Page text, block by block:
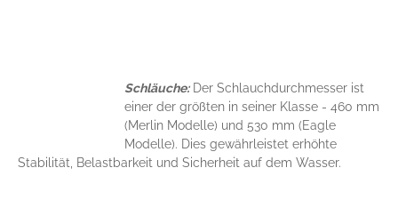
Schläuche:Der Schlauchdurchmesser ist
einer der größten in seiner Klasse - 460 mm
(Merlin Modelle) und 530 mm (Eagle
Modelle). Dies gewährleistet erhöhte
Stabilität, Belastbarkeit und Sicherheit auf dem Wasser.